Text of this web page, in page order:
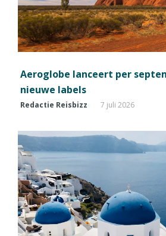
Aeroglobe lanceert per
nieuwe labels
Redactie Reisbizz 7 juli 2026